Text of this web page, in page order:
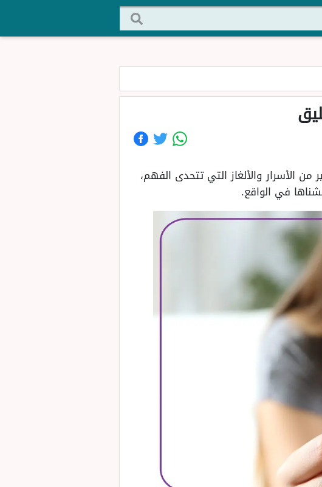
الأسرار والألغاز التي تتحدى الفهم،
في الواقع.